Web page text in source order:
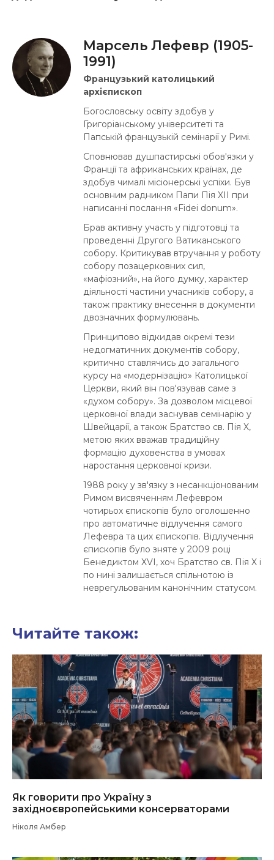
Марсель Лефевр (1905-
1991)
Французький католицький
архієпископ
Богословську освіту здобув у
Григоріанському університеті та
Папській французькій семінарії у Римі.
Сповнював душпастирські обов'язки у
Франції та африканських країнах, де
здобув чималі місіонерські успіхи. Був
основним радником Папи Пія XII при
написанні послання «Fidei donum».
Брав активну участь у підготовці та
проведенні Другого Ватиканського
собору. Критикував втручання у роботу
собору позацерковних сил,
«мафіозний», на його думку, характер
діяльності частини учасників собору, а
також практику внесення в документи
двозначних формулювань.
Принципово відкидав окремі тези
недогматичних документів собору,
критично ставлячись до загального
курсу на «модернізацію» Католицької
Церкви, який він пов'язував саме з
«духом собору». За дозволом місцевої
церковної влади заснував семінарію у
Швейцарії, а також Братство св. Пія X,
метою яких вважав традиційну
формацію духовенства в умовах
наростання церковної кризи.
1988 року у зв'язку з несанкціонованим
Римом висвяченням Лефевром
чотирьох єпископів було оголошенно
про автоматичне відлучення самого
Лефевра та цих єпископів. Відлучення
єпископів було зняте у 2009 році
Бенедиктом XVI, хоч Братство св. Пія X і
по нині залишається спільнотою із
неврегульованим канонічним статусом.
Читайте також:
Як говорити про Україну з
західноєвропейськими консерваторами
Ніколя Амбер